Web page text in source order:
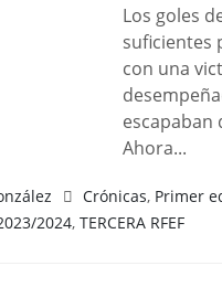
Los goles
suficientes
con una
escapaban
Ahora...
Crónicas, Primer
2024,TERCERA RFEF